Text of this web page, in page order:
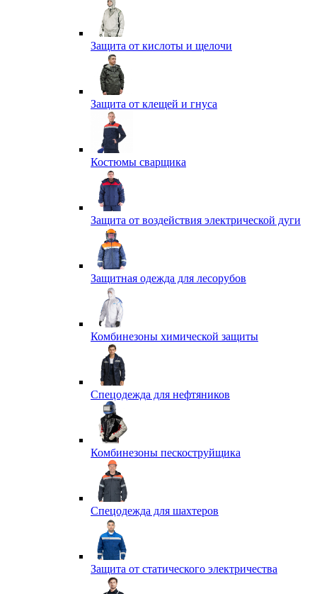
Защита от кислоты и щелочи
Защита от клещей и гнуса
Костюмы сварщика
Защита от воздействия электрической дуги
Защитная одежда для лесорубов
Комбинезоны химической защиты
Спецодежда для нефтяников
Комбинезоны пескоструйщика
Спецодежда для шахтеров
Защита от статического электричества